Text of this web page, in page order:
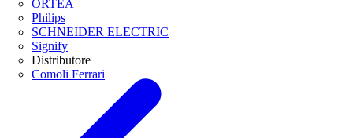
ORTEA
Philips
SCHNEIDER ELECTRIC
Signify
Distributore
Comoli Ferrari